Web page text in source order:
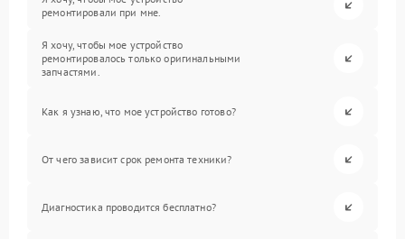
ремонтировали при мне.
Я хочу, чтобы мое устройство
ремонтировалось только оригинальными
запчастями.
Как я узнаю, что мое устройство готово?
От чего зависит срок ремонта техники?
Диагностика проводится бесплатно?